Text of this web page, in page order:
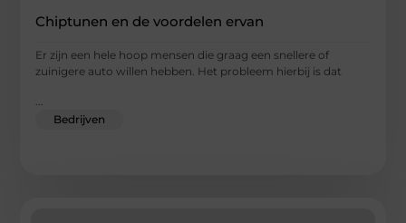
Chiptunen en de voordelen ervan
Er zijn een hele hoop mensen die graag een snellere of
zuinigere auto willen hebben. Het probleem hierbij is dat
Bedrijven